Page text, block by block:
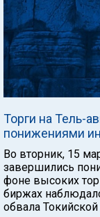
Торги на Тель-
понижениями
Во вторник, 15
завершились
фоне высоких
биржах
обвала